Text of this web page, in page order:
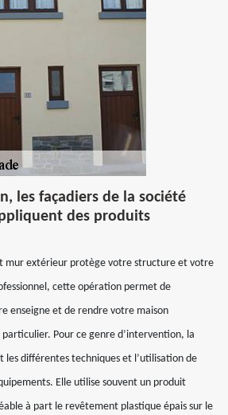
les façadiers de la société
des produits
mur extérieur protège votre structure et votre
cette opération permet de
enseigne et de rendre votre maison
particulier. Pour ce genre d’intervention, la
les différentes techniques et l’utilisation de
Elle utilise souvent un produit
à part le revêtement plastique épais sur le